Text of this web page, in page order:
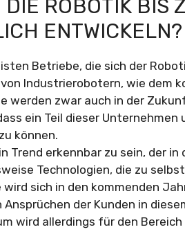
DIE ROBOTIK
ENTWICKELN?
Betriebe, die sich der
Industrierobotern, wie dem
werden zwar auch in der
ein Teil dieser
können.
Trend erkennbar zu sein, der in
Technologien, die zu
wird sich in den kommenden
der Kunden in
wird allerdings für den